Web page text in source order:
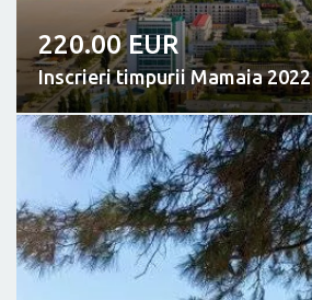
220.00 EUR
Inscrieri timpurii Mamaia 2022